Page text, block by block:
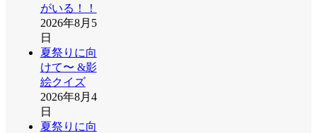
がいる！！
2026年8月5
日
夏祭りに向
けて〜 &影
絵クイズ
2026年8月4
日
夏祭りに向